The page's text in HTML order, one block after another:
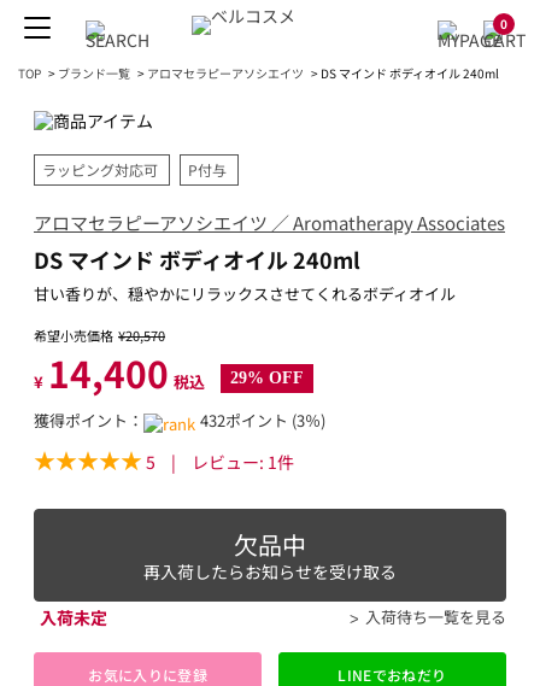
0
TOP > ブランド一覧 > アロマセラピーアソシエイツ > DS マインド ボディオイル 240ml
ラッピング対応可 P付与
アロマセラピーアソシエイツ ／ Aromatherapy Associates
DS マインド ボディオイル 240ml
甘い香りが、穏やかにリラックスさせてくれるボディオイル
希望小売価格 ¥20,570
¥ 14,400 税込 29% OFF
獲得ポイント： 432ポイント (3％)
5 | レビュー: 1件
欠品中
再入荷したらお知らせを受け取る
入荷未定
入荷待ち一覧を見る
お気に入りに登録 LINEでおねだり